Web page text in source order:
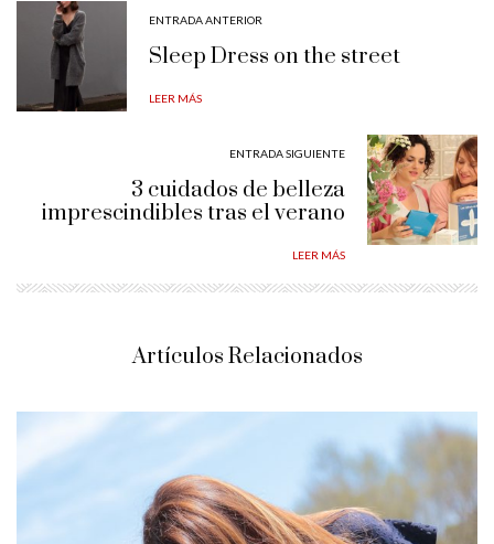
ENTRADA ANTERIOR
Sleep Dress on the street
LEER MÁS
ENTRADA SIGUIENTE
3 cuidados de belleza
imprescindibles tras el verano
LEER MÁS
Artículos Relacionados